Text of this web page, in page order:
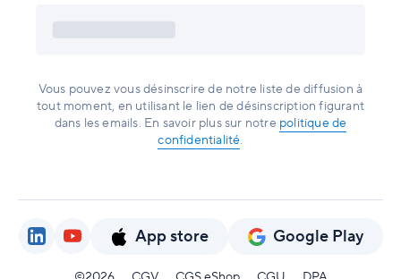
Vous pouvez vous désinscrire de notre liste de diffusion à
tout moment, en utilisant le lien de désinscription figurant
dans les emails. En savoir plus sur notre politique de
confidentialité.
App store Google Play